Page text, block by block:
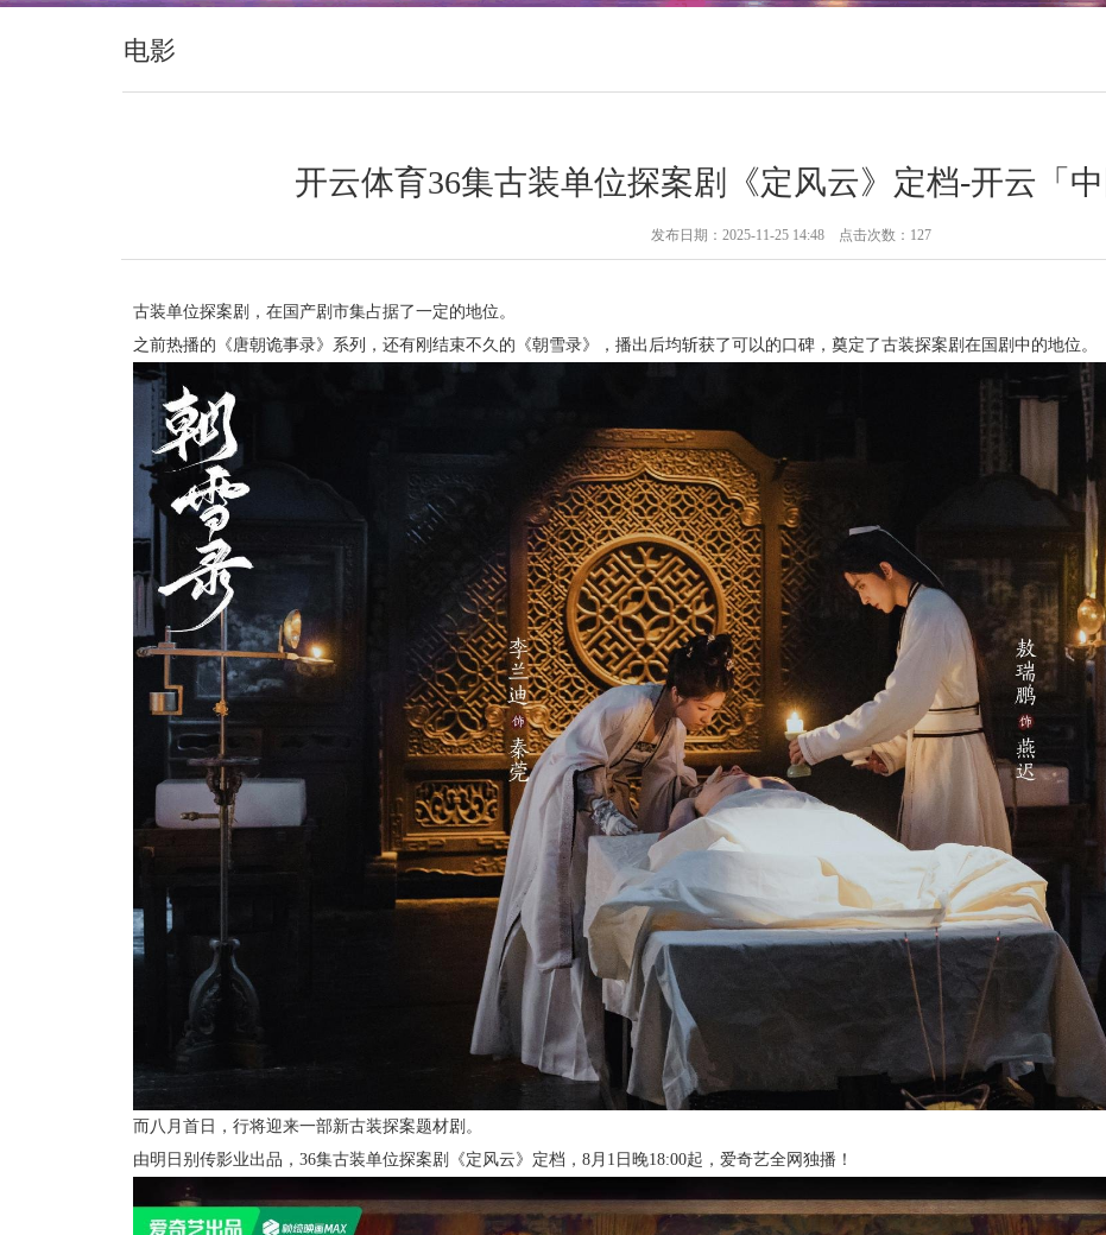
电影
开云体育36集古装单位探案剧《定风云》定档-开云「
发布日期：2025-11-25 14:48 点击次数：127
古装单位探案剧，在国产剧市集占据了一定的地位。
之前热播的《唐朝诡事录》系列，还有刚结束不久的《朝雪录》，播出后均斩获了可以的口碑，奠定了古装探案剧在国剧中的地位。
而八月首日，行将迎来一部新古装探案题材剧。
由明日别传影业出品，36集古装单位探案剧《定风云》定档，8月1日晚18:00起，爱奇艺全网独播！